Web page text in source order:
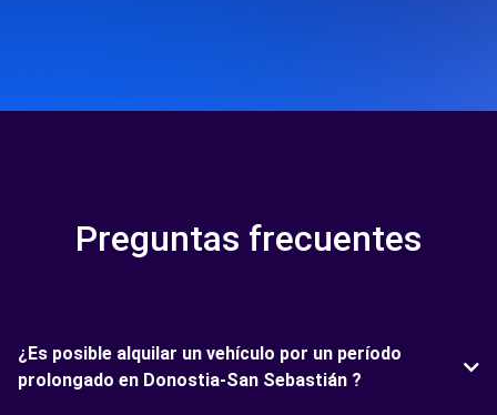
Preguntas frecuentes
¿Es posible alquilar un vehículo por un período
prolongado en Donostia-San Sebastián ?